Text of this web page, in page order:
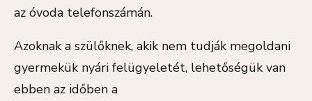
az óvoda telefonszámán.
Azoknak a szülőknek, akik nem tudják megoldani
gyermekük nyári felügyeletét, lehetőségük van
ebben az időben a